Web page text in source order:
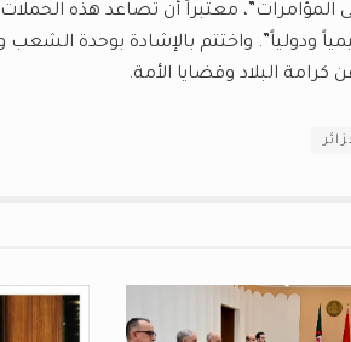
المؤامرات”، معتبراً أن تصاعد هذه
ودولياً”. واختتم بالإشادة بوحدة
كرامة البلاد وقضايا الأمة.